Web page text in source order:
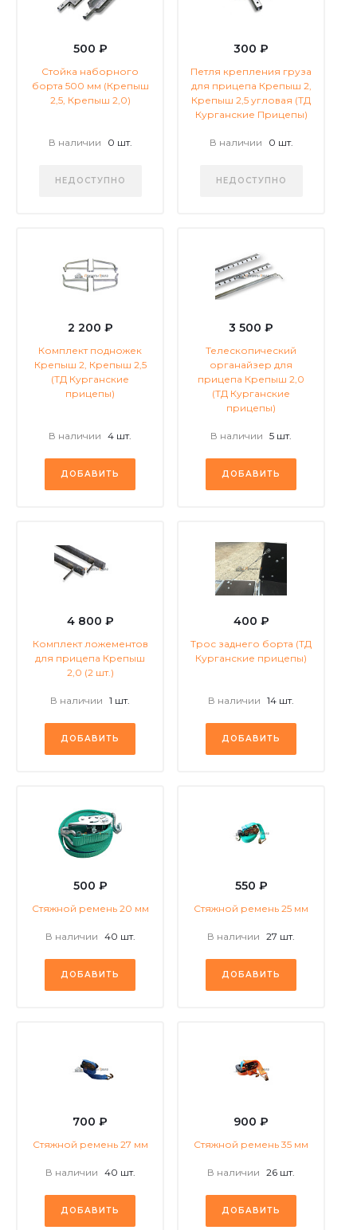
500 ₽
Стойка наборного
борта 500 мм (Крепыш
2,5, Крепыш 2,0)
В наличии 0 шт.
НЕДОСТУПНО
300 ₽
Петля крепления груза
для прицепа Крепыш 2,
Крепыш 2,5 угловая (ТД
Курганские Прицепы)
В наличии 0 шт.
НЕДОСТУПНО
2 200 ₽
Комплект подножек
Крепыш 2, Крепыш 2,5
(ТД Курганские
прицепы)
В наличии 4 шт.
ДОБАВИТЬ
3 500 ₽
Телескопический
органайзер для
прицепа Крепыш 2,0
(ТД Курганские
прицепы)
В наличии 5 шт.
ДОБАВИТЬ
4 800 ₽
Комплект ложементов
для прицепа Крепыш
2,0 (2 шт.)
В наличии 1 шт.
ДОБАВИТЬ
400 ₽
Трос заднего борта (ТД
Курганские прицепы)
В наличии 14 шт.
ДОБАВИТЬ
500 ₽
Стяжной ремень 20 мм
В наличии 40 шт.
ДОБАВИТЬ
550 ₽
Стяжной ремень 25 мм
В наличии 27 шт.
ДОБАВИТЬ
700 ₽
Стяжной ремень 27 мм
В наличии 40 шт.
ДОБАВИТЬ
900 ₽
Стяжной ремень 35 мм
В наличии 26 шт.
ДОБАВИТЬ